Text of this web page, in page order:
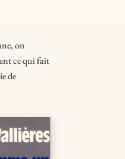
on
ce qui fait
de